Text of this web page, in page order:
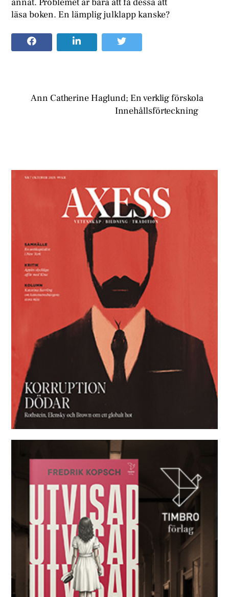
annat. Problemet är bara att få dessa att
läsa boken. En lämplig julklapp kanske?
Ann Catherine Haglund; En verklig förskola
Innehållsförteckning